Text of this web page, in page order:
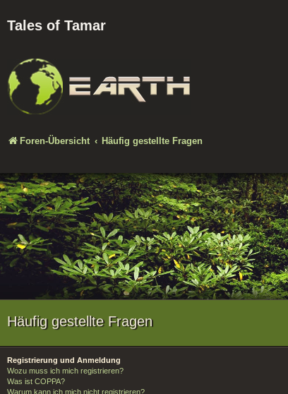
Tales of Tamar
Foren-Übersicht Häufig gestellte Fragen
Häufig gestellte Fragen
Registrierung und Anmeldung
Wozu muss ich mich registrieren?
Was ist COPPA?
Warum kann ich mich nicht registrieren?